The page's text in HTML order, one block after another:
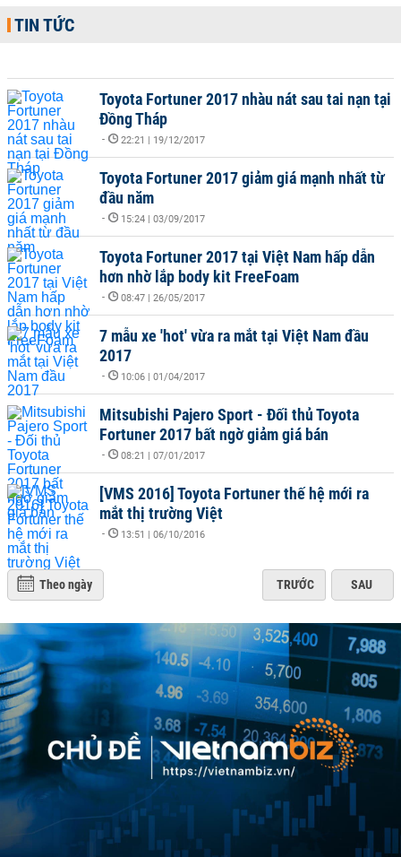
TIN TỨC
Toyota Fortuner 2017 nhàu nát sau tai nạn tại
Đồng Tháp
- 22:21 | 19/12/2017
Toyota Fortuner 2017 giảm giá mạnh nhất từ
đầu năm
- 15:24 | 03/09/2017
Toyota Fortuner 2017 tại Việt Nam hấp dẫn
hơn nhờ lắp body kit FreeFoam
- 08:47 | 26/05/2017
7 mẫu xe 'hot' vừa ra mắt tại Việt Nam đầu
2017
- 10:06 | 01/04/2017
Mitsubishi Pajero Sport - Đối thủ Toyota
Fortuner 2017 bất ngờ giảm giá bán
- 08:21 | 07/01/2017
[VMS 2016] Toyota Fortuner thế hệ mới ra
mắt thị trường Việt
- 13:51 | 06/10/2016
Theo ngày TRƯỚC SAU